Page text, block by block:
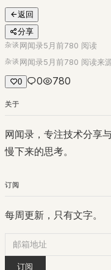
返回
分享
杂谈 网闻录5月前780 阅读
杂谈 网闻录5月前780 阅读来
0 0 780
关于
网闻录，专注技术分享
慢下来的思考。
订阅
每周更新，只有文字。
订阅